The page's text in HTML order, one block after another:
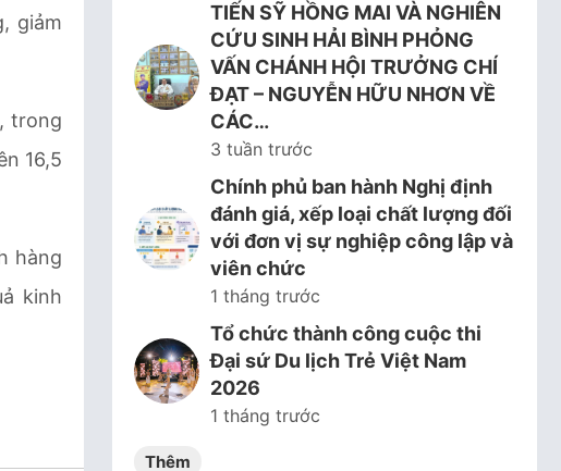
giảm
trong
16,5
hàng
kinh
TIẾN SỸ HỒNG MAI VÀ NGHIÊN
CỨU SINH HẢI BÌNH PHỎNG
VẤN CHÁNH HỘI TRƯỞNG CHÍ
ĐẠT – NGUYỄN HỮU NHƠN VỀ
CÁC…
3 tuần trước
Chính phủ ban hành Nghị định
đánh giá, xếp loại chất lượng đối
với đơn vị sự nghiệp công lập và
viên chức
1 tháng trước
Tổ chức thành công cuộc thi
Đại sứ Du lịch Trẻ Việt Nam
2026
1 tháng trước
Thêm